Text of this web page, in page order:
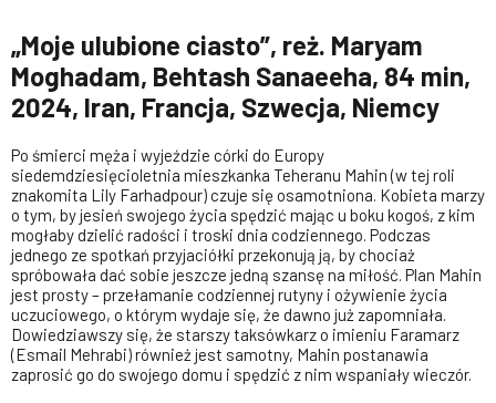
„Moje ulubione ciasto”, reż. Maryam
Moghadam, Behtash Sanaeeha, 84 min,
2024, Iran, Francja, Szwecja, Niemcy
Po śmierci męża i wyjeździe córki do Europy
siedemdziesięcioletnia mieszkanka Teheranu Mahin (w tej roli
znakomita Lily Farhadpour) czuje się osamotniona. Kobieta marzy
o tym, by jesień swojego życia spędzić mając u boku kogoś, z kim
mogłaby dzielić radości i troski dnia codziennego. Podczas
jednego ze spotkań przyjaciółki przekonują ją, by chociaż
spróbowała dać sobie jeszcze jedną szansę na miłość. Plan Mahin
jest prosty – przełamanie codziennej rutyny i ożywienie życia
uczuciowego, o którym wydaje się, że dawno już zapomniała.
Dowiedziawszy się, że starszy taksówkarz o imieniu Faramarz
(Esmail Mehrabi) również jest samotny, Mahin postanawia
zaprosić go do swojego domu i spędzić z nim wspaniały wieczór.